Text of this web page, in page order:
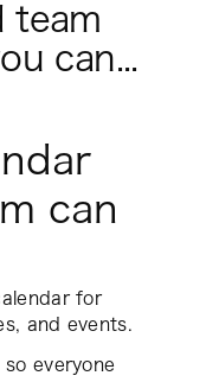
team
can...
can
for
and events.
everyone